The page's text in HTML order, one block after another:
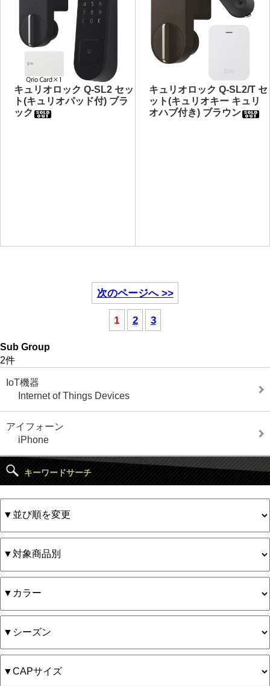
キュリオロック Q-SL2 セッ
ト(キュリオパッド付) ブラ
ック
キュリオロック Q-SL2/T セ
ット(キュリオキー キュリ
オハブ付き) ブラウン
次のページへ >>
1 2 3
Sub Group
2件
IoT機器
Internet of Things Devices
アイフォーン
iPhone
キーワードサーチ